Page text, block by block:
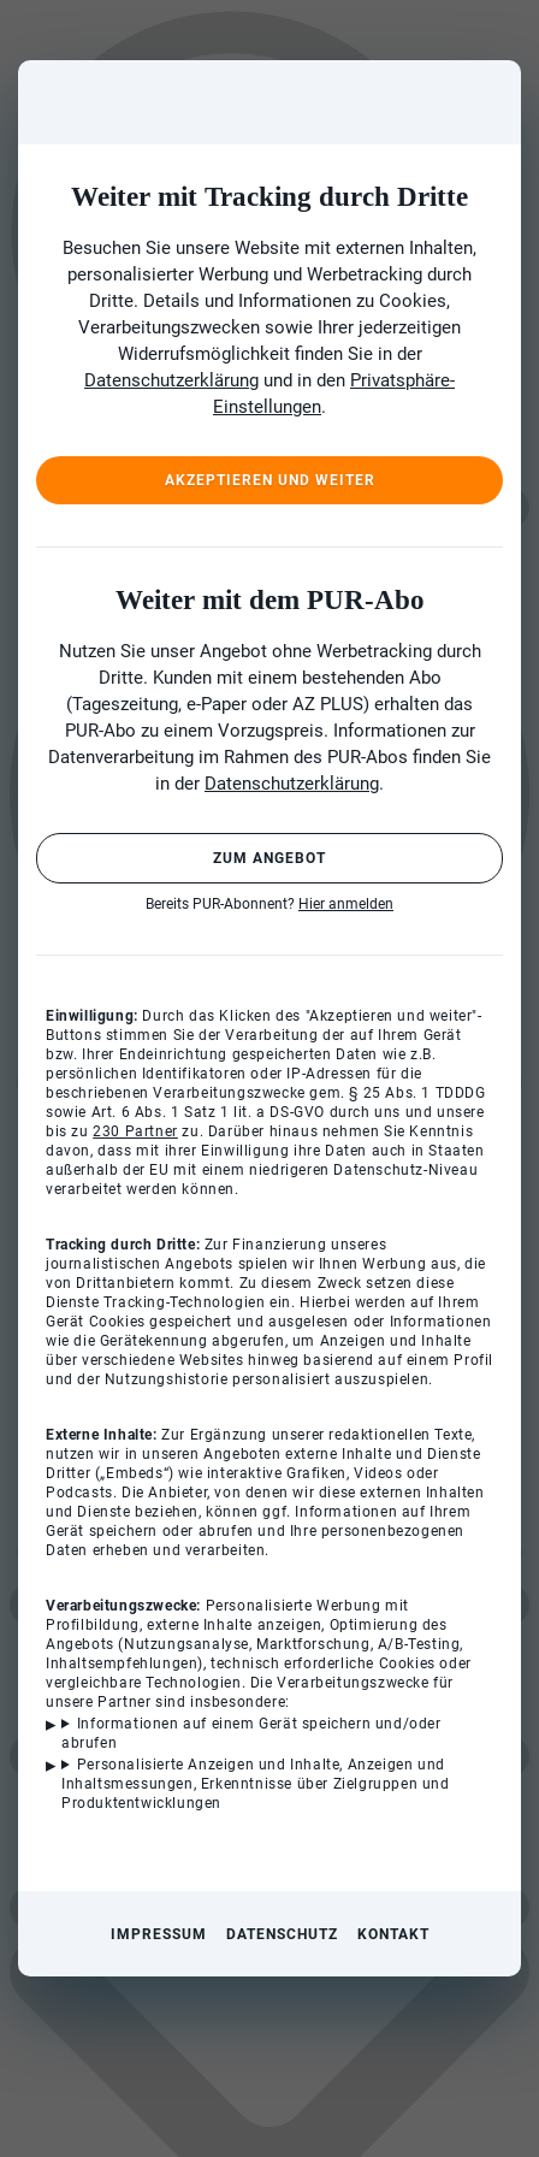
Weiter mit Tracking durch Dritte
Besuchen Sie unsere Website mit externen Inhalten,
personalisierter Werbung und Werbetracking durch
Dritte. Details und Informationen zu Cookies,
Verarbeitungszwecken sowie Ihrer jederzeitigen
Widerrufsmöglichkeit finden Sie in der
Datenschutzerklärung und in den Privatsphäre-
Einstellungen.
AKZEPTIEREN UND WEITER
Weiter mit dem PUR-Abo
Nutzen Sie unser Angebot ohne Werbetracking durch
Dritte. Kunden mit einem bestehenden Abo
(Tageszeitung, e-Paper oder AZ PLUS) erhalten das
PUR-Abo zu einem Vorzugspreis. Informationen zur
Datenverarbeitung im Rahmen des PUR-Abos finden Sie
in der Datenschutzerklärung.
ZUM ANGEBOT
Bereits PUR-Abonnent? Hier anmelden
Einwilligung: Durch das Klicken des "Akzeptieren und weiter"-
Buttons stimmen Sie der Verarbeitung der auf Ihrem Gerät
bzw. Ihrer Endeinrichtung gespeicherten Daten wie z.B.
persönlichen Identifikatoren oder IP-Adressen für die
beschriebenen Verarbeitungszwecke gem. § 25 Abs. 1 TDDDG
sowie Art. 6 Abs. 1 Satz 1 lit. a DS-GVO durch uns und unsere
bis zu230 Partner zu. Darüber hinaus nehmen Sie Kenntnis
davon, dass mit ihrer Einwilligung ihre Daten auch in Staaten
außerhalb der EU mit einem niedrigeren Datenschutz-Niveau
verarbeitet werden können.
Tracking durch Dritte: Zur Finanzierung unseres
journalistischen Angebots spielen wir Ihnen Werbung aus, die
von Drittanbietern kommt. Zu diesem Zweck setzen diese
Dienste Tracking-Technologien ein. Hierbei werden auf Ihrem
Gerät Cookies gespeichert und ausgelesen oder Informationen
wie die Gerätekennung abgerufen, um Anzeigen und Inhalte
über verschiedene Websites hinweg basierend auf einem Profil
und der Nutzungshistorie personalisiert auszuspielen.
Externe Inhalte:Zur Ergänzung unserer redaktionellen Texte,
nutzen wir in unseren Angeboten externe Inhalte und Dienste
Dritter („Embeds“) wie interaktive Grafiken, Videos oder
Podcasts. Die Anbieter, von denen wir diese externen Inhalten
und Dienste beziehen, können ggf. Informationen auf Ihrem
Gerät speichern oder abrufen und Ihre personenbezogenen
Daten erheben und verarbeiten.
Verarbeitungszwecke: Personalisierte Werbung mit
Profilbildung, externe Inhalte anzeigen, Optimierung des
Angebots (Nutzungsanalyse, Marktforschung, A/B-Testing,
Inhaltsempfehlungen), technisch erforderliche Cookies oder
vergleichbare Technologien. Die Verarbeitungszwecke für
unsere Partner sind insbesondere:
Informationen auf einem Gerät speichern und/oder
abrufen
Personalisierte Anzeigen und Inhalte, Anzeigen und
Inhaltsmessungen, Erkenntnisse über Zielgruppen und
Produktentwicklungen
IMPRESSUM DATENSCHUTZ KONTAKT